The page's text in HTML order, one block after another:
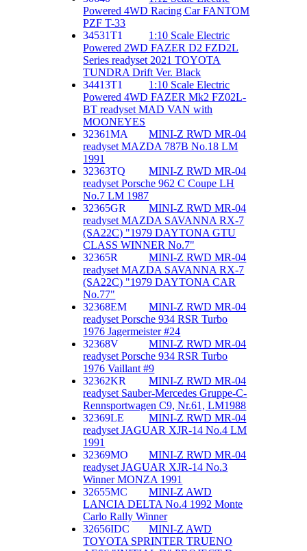
Powered 4WD Racing Car FANTOM
PZF T-33
34531T1
1:10 Scale Electric
Powered 2WD FAZER D2 FZD2L
Series readyset 2021 TOYOTA
TUNDRA Drift Ver. Black
34413T1
1:10 Scale Electric
Powered 4WD FAZER Mk2 FZ02L-
BT readyset MAD VAN with
MOONEYES
32361MA
MINI-Z RWD MR-04
readyset MAZDA 787B No.18 LM
1991
32363TQ
MINI-Z RWD MR-04
readyset Porsche 962 C Coupe LH
No.7 LM 1987
32365GR
MINI-Z RWD MR-04
readyset MAZDA SAVANNA RX-7
(SA22C) "1979 DAYTONA GTU
CLASS WINNER No.7"
32365R
MINI-Z RWD MR-04
readyset MAZDA SAVANNA RX-7
(SA22C) "1979 DAYTONA CAR
No.77"
32368EM
MINI-Z RWD MR-04
readyset Porsche 934 RSR Turbo
1976 Jagermeister #24
32368V
MINI-Z RWD MR-04
readyset Porsche 934 RSR Turbo
1976 Vaillant #9
32362KR
MINI-Z RWD MR-04
readyset Sauber-Mercedes Gruppe-C-
Rennsportwagen C9, Nr.61, LM1988
32369LE
MINI-Z RWD MR-04
readyset JAGUAR XJR-14 No.4 LM
1991
32369MO
MINI-Z RWD MR-04
readyset JAGUAR XJR-14 No.3
Winner MONZA 1991
32655MC
MINI-Z AWD
LANCIA DELTA No.4 1992 Monte
Carlo Rally Winner
32656IDC
MINI-Z AWD
TOYOTA SPRINTER TRUENO